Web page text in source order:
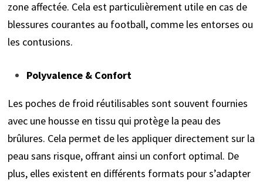
zone affectée. Cela est particulièrement utile en cas de
blessures courantes au football, comme les entorses ou
les contusions.
Polyvalence & Confort
Les poches de froid réutilisables sont souvent fournies
avec une housse en tissu qui protège la peau des
brûlures. Cela permet de les appliquer directement sur la
peau sans risque, offrant ainsi un confort optimal. De
plus, elles existent en différents formats pour s’adapter